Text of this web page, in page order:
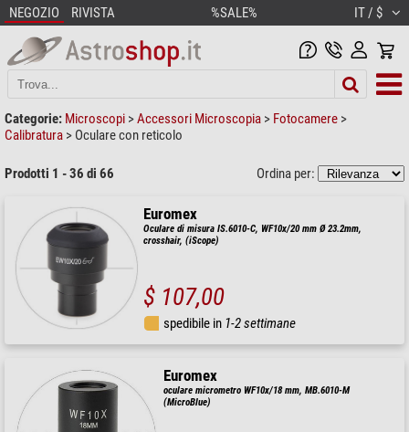
NEGOZIO RIVISTA %SALE% IT / $
Categorie: Microscopi >Accessori Microscopia > Fotocamere >
Calibratura > Oculare con reticolo
Prodotti 1 - 36 di 66 Ordina per:
Euromex
Oculare di misura IS.6010-C, WF10x/20 mm Ø 23.2mm,
crosshair, (iScope)
$ 107,00
spedibile in 1-2 settimane
Euromex
oculare micrometro WF10x/18 mm, MB.6010-M
(MicroBlue)